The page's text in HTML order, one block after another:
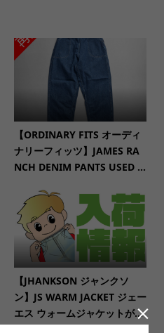
【ORDINARY FITS オーディ
ナリーフィッツ】JAMES RA
NCH DENIM PANTS USED ...
【JHANKSON ジャンクソ
ン】JS WARM JACKET ジェー
エス ウォームジャケットが...
